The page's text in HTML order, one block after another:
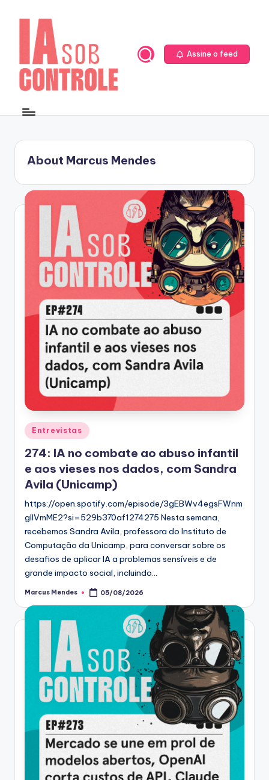
Assine o feed
About Marcus Mendes
Posted
in
Entrevistas
274: IA no combate ao abuso infantil
e aos vieses nos dados, com Sandra
Avila (Unicamp)
https://open.spotify.com/episode/3gEBWv4egsFWnm
gIlVmME2?si=529b370af1274275 Nesta semana,
recebemos Sandra Avila, professora do Instituto de
Computação da Unicamp, para conversar sobre os
desafios de aplicar IA a problemas sensíveis e de
grande impacto social, incluindo…
Posted
Marcus Mendes 05/08/2026